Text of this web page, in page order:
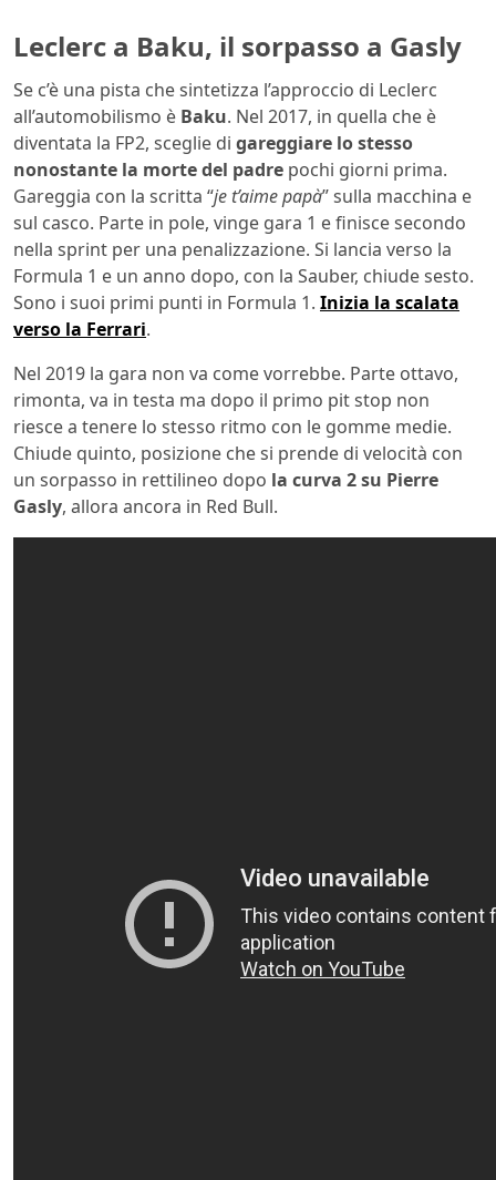
Leclerc a Baku, il sorpasso a Gasly
Se c’è una pista che sintetizza l’approccio di Leclerc
all’automobilismo è Baku. Nel 2017, in quella che è
diventata la FP2, sceglie di gareggiare lo stesso
nonostante la morte del padre pochi giorni prima.
Gareggia con la scritta “je t’aime papà” sulla macchina e
sul casco. Parte in pole, vinge gara 1 e finisce secondo
nella sprint per una penalizzazione. Si lancia verso la
Formula 1 e un anno dopo, con la Sauber, chiude sesto.
Sono i suoi primi punti in Formula 1. Inizia la scalata
verso la Ferrari.
Nel 2019 la gara non va come vorrebbe. Parte ottavo,
rimonta, va in testa ma dopo il primo pit stop non
riesce a tenere lo stesso ritmo con le gomme medie.
Chiude quinto, posizione che si prende di velocità con
un sorpasso in rettilineo dopo la curva 2 su Pierre
Gasly, allora ancora in Red Bull.